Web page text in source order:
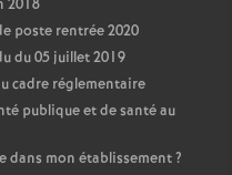
2018
poste rentrée 2020
du 05 juillet 2019
cadre réglementaire
publique et de santé au
dans mon établissement?